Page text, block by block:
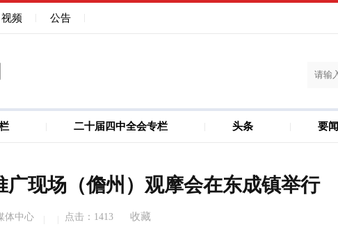
视频 公告
二十届四中全会专栏 头条 要闻
广现场（儋州）观摩会在东成镇举行
体中心 点击： 1413 收藏